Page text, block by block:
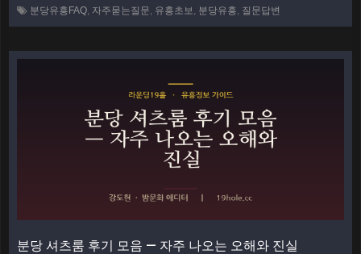
지만 손에 쥐고 있으면 된다. 인원, 시간(방문 시각), 업종·코스,…
분당유흥FAQ, 자주묻는질문, 유흥초보, 분당유흥, 질문답변
분당 셔츠룸 후기 모음 — 자주 나오는 오해와 진실